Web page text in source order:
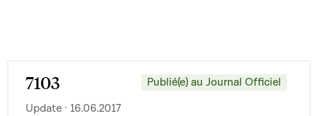
7103
Publié(e) au Journal Officiel
Update · 16.06.2017